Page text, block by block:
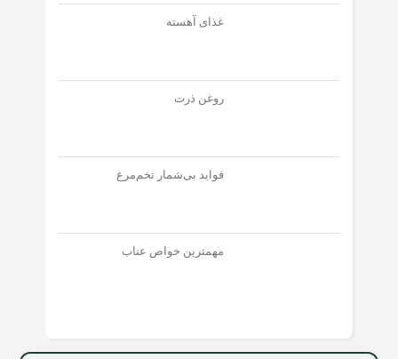
غذای آهسته
روغن ذرت
فواید بی‌شمار تخم‌مرغ
مهمترین خواص عناب